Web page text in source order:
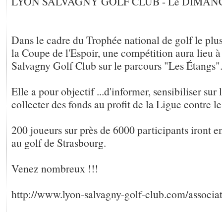
Dans le cadre du Trophée national de golf le
la Coupe de l'Espoir, une compétition aura lieu
Salvagny Golf Club sur le parcours "Les Étangs".
Elle a pour objectif ...d'informer, sensibiliser sur
collecter des fonds au profit de la Ligue contre
200 joueurs sur près de 6000 participants iront
au golf de Strasbourg.
Venez nombreux !!!
http://www.lyon-salvagny-golf-club.com/